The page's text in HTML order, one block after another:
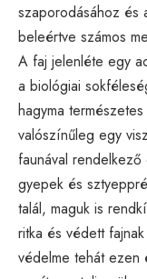
szaporodásához és
beleértve számos
A faj jelenléte egy
a biológiai
hagyma
valószínűleg egy
faunával
gyepek és
talál, maguk is
ritka és védett
védelme tehát ezen